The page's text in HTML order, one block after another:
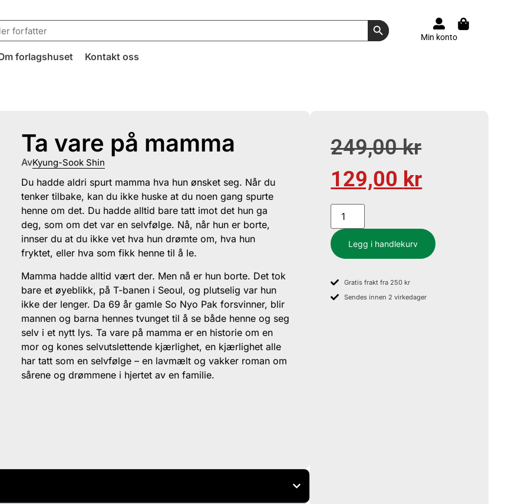
Search Button
Min konto
forlagshuset Kontakt oss
Ta vare på mamma
AvKyung-Sook Shin
Du hadde aldri spurt mamma hva hun ønsket seg. Når du
tenker tilbake, kan du ikke huske at du noen gang spurte
henne om det. Du hadde alltid bare tatt imot det hun ga
deg, som om det var en selvfølge. Nå, når hun er borte,
innser du at du ikke vet hva hun drømte om, hva hun
fryktet, eller hva som fikk henne til å le.
Mamma hadde alltid vært der. Men nå er hun borte. Det tok
bare et øyeblikk, på T-banen i Seoul, og plutselig var hun
ikke der lenger. Da 69 år gamle So Nyo Pak forsvinner, blir
mannen og barna hennes tvunget til å se både henne og seg
selv i et nytt lys. Ta vare på mamma er en historie om en
mor og kones selvutslettende kjærlighet, en kjærlighet alle
har tatt som en selvfølge – en lavmælt og vakker roman om
sårene og drømmene i hjertet av en familie.
249,00kr
129,00 kr
Legg i handlekurv
Gratis frakt fra 250 kr
Sendes innen 2 virkedager